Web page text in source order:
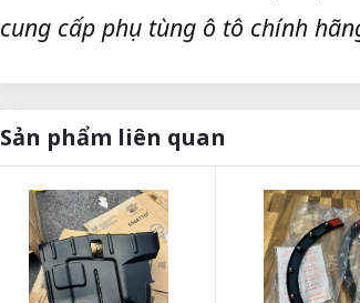
cung cấp phụ tùng ô tô chính
Sản phẩm liên quan